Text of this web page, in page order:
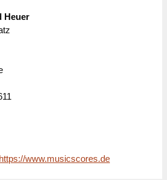
Heuer
https://www.musicscores.de